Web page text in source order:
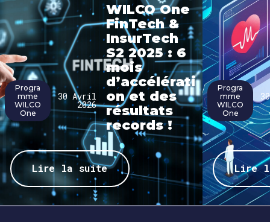
Progra
mme
WILCO
One
30 Avril
2026
WILCO One
FinTech &
InsurTech
S2 2025 : 6
mois
d’accélérati
on et des
résultats
records !
Lire la suite
Progra
mme
WILCO
One
Lire